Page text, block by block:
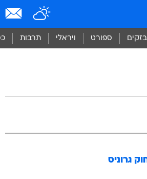
ספורט ויראלי תרבות
גרוניס